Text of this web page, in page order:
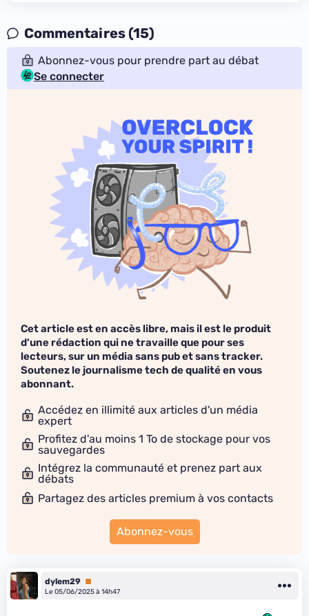
Commentaires (15)
Abonnez-vous pour prendre part au débat
Se connecter
Cet article est en accès libre, mais il est le produit
d'une rédaction qui ne travaille que pour ses
lecteurs, sur un média sans pub et sans tracker.
Soutenez le journalisme tech de qualité en vous
abonnant.
Accédez en illimité aux articles d'un média
expert
Profitez d'au moins 1 To de stockage pour vos
sauvegardes
Intégrez la communauté et prenez part aux
débats
Partagez des articles premium à vos contacts
Abonnez-vous
dylem29 Premium
Le 05/06/2025 à 14h47